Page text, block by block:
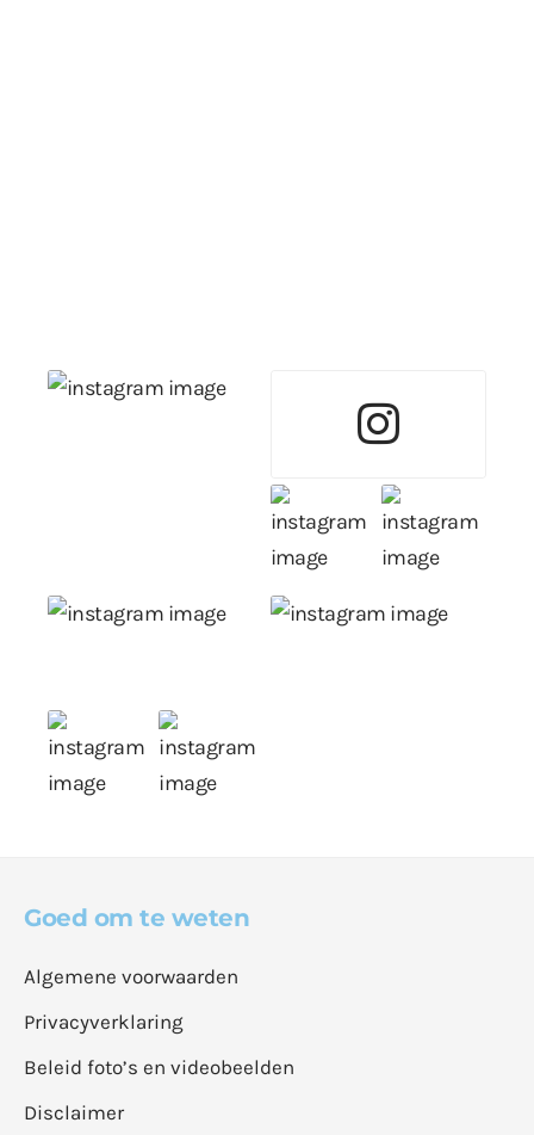
Goed om te weten
Algemene voorwaarden
Privacyverklaring
Beleid foto’s en videobeelden
Disclaimer